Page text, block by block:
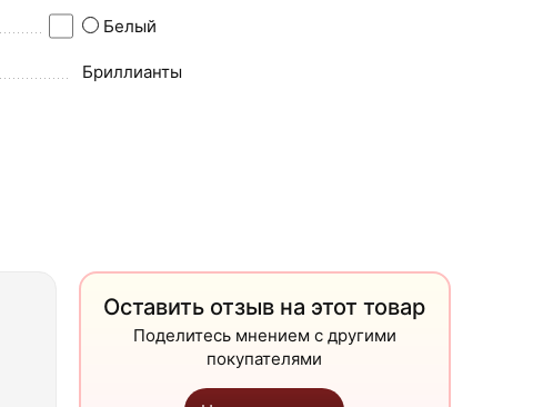
Белый
Бриллианты
Оставить отзыв на этот товар
Поделитесь мнением с другими
покупателями